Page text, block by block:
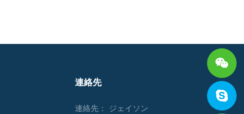
連絡先
連絡先： ジェイソン